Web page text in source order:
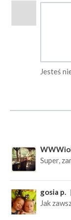
Jesteś
Super,
gosia p.
Jak